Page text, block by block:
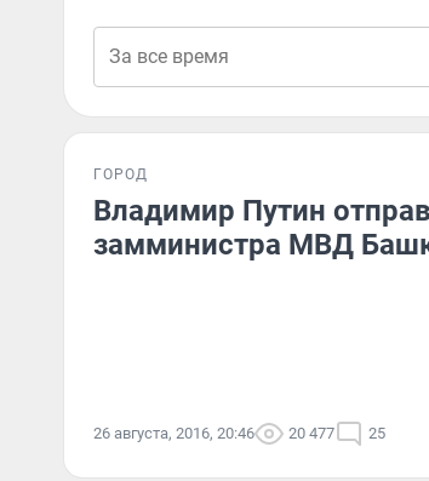
ГОРОД
Владимир Путин
замминистра МВД
26 августа, 2016, 20:46 20 477 25